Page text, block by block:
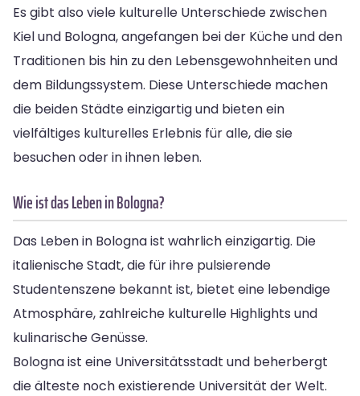
Es gibt also viele kulturelle Unterschiede zwischen
Kiel und Bologna, angefangen bei der Küche und den
Traditionen bis hin zu den Lebensgewohnheiten und
dem Bildungssystem. Diese Unterschiede machen
die beiden Städte einzigartig und bieten ein
vielfältiges kulturelles Erlebnis für alle, die sie
besuchen oder in ihnen leben.
Wie ist das Leben in Bologna?
Das Leben in Bologna ist wahrlich einzigartig. Die
italienische Stadt, die für ihre pulsierende
Studentenszene bekannt ist, bietet eine lebendige
Atmosphäre, zahlreiche kulturelle Highlights und
kulinarische Genüsse.
Bologna ist eine Universitätsstadt und beherbergt
die älteste noch existierende Universität der Welt.